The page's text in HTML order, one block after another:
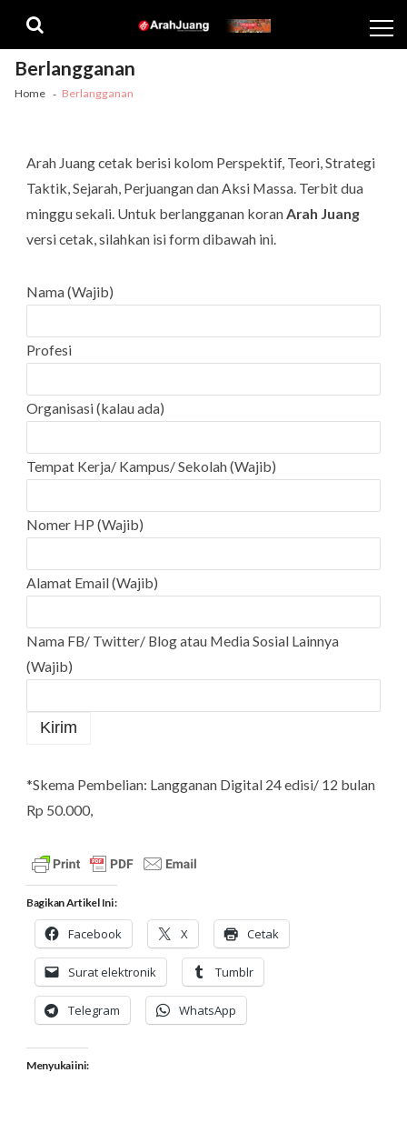
navigation
content
Berlangganan
Home Berlangganan
Arah Juang cetak berisi kolom Perspektif, Teori, Strategi
Taktik, Sejarah, Perjuangan dan Aksi Massa. Terbit dua
minggu sekali. Untuk berlangganan koran Arah Juang
versi cetak, silahkan isi form dibawah ini.
Nama (Wajib)
Profesi
Organisasi (kalau ada)
Tempat Kerja/ Kampus/ Sekolah (Wajib)
Nomer HP (Wajib)
Alamat Email (Wajib)
Nama FB/ Twitter/ Blog atau Media Sosial Lainnya
(Wajib)
*Skema Pembelian: Langganan Digital 24 edisi/ 12 bulan
Rp 50.000,
Bagikan Artikel Ini :
Facebook X Cetak
Surat elektronik Tumblr
Telegram WhatsApp
Menyukai ini: